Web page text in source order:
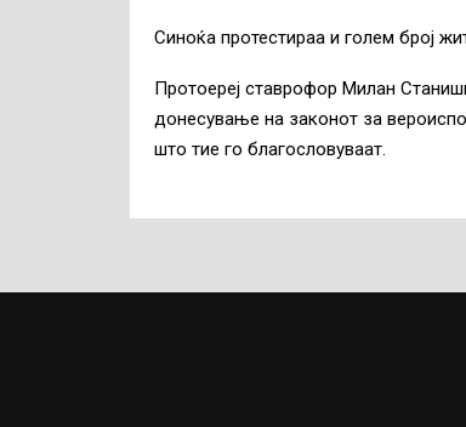
Синоќа протестираа и голем број
Протоереј ставрофор Милан
донесување на законот за
што тие го благословуваат.